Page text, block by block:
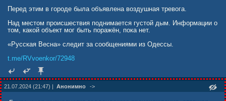
Перед этим в городе была объявлена воздушная тревога.
Над местом происшествия поднимается густой дым. Информации о
том, какой объект мог быть поражён, пока нет.
«Русская Весна» следит за сообщениями из Одессы.
t.me/RVvoenkor/72948
21.07.2024 (21:47) | Анонимно ->